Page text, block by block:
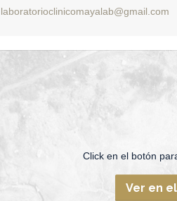
laboratorioclinicomayalab@gmail.com
Click en el botón
Ver en